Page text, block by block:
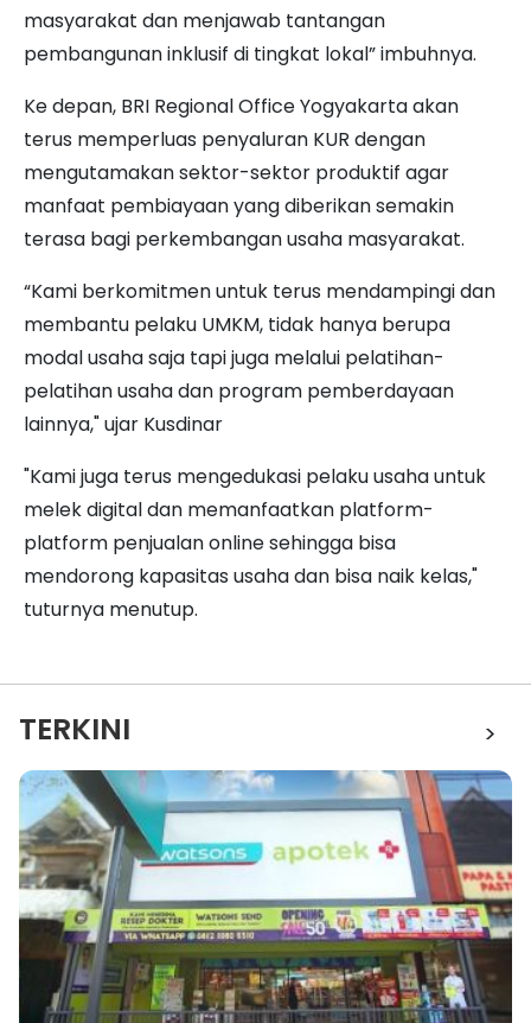
masyarakat dan menjawab tantangan
pembangunan inklusif di tingkat lokal” imbuhnya.
Ke depan, BRI Regional Office Yogyakarta akan
terus memperluas penyaluran KUR dengan
mengutamakan sektor-sektor produktif agar
manfaat pembiayaan yang diberikan semakin
terasa bagi perkembangan usaha masyarakat.
“Kami berkomitmen untuk terus mendampingi dan
membantu pelaku UMKM, tidak hanya berupa
modal usaha saja tapi juga melalui pelatihan-
pelatihan usaha dan program pemberdayaan
lainnya," ujar Kusdinar
"Kami juga terus mengedukasi pelaku usaha untuk
melek digital dan memanfaatkan platform-
platform penjualan online sehingga bisa
mendorong kapasitas usaha dan bisa naik kelas,"
tuturnya menutup.
TERKINI >